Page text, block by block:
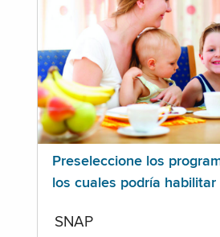
Preseleccione los
los cuales podría habilitar
SNAP